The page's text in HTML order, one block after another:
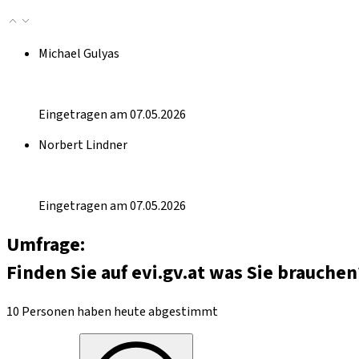
Michael Gulyas
Eingetragen am 07.05.2026
Norbert Lindner
Eingetragen am 07.05.2026
Umfrage:
Finden Sie auf evi.gv.at was Sie
10 Personen haben heute abgestimmt